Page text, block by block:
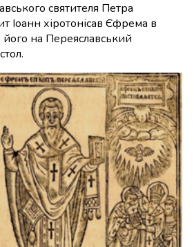
святителя Петра
Іоанн хіротонісав Єфрема в
його на Переяславський